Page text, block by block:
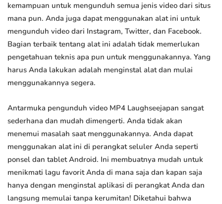
kemampuan untuk mengunduh semua jenis video dari situs
mana pun. Anda juga dapat menggunakan alat ini untuk
mengunduh video dari Instagram, Twitter, dan Facebook.
Bagian terbaik tentang alat ini adalah tidak memerlukan
pengetahuan teknis apa pun untuk menggunakannya. Yang
harus Anda lakukan adalah menginstal alat dan mulai
menggunakannya segera.
Antarmuka pengunduh video MP4 Laughseejapan sangat
sederhana dan mudah dimengerti. Anda tidak akan
menemui masalah saat menggunakannya. Anda dapat
menggunakan alat ini di perangkat seluler Anda seperti
ponsel dan tablet Android. Ini membuatnya mudah untuk
menikmati lagu favorit Anda di mana saja dan kapan saja
hanya dengan menginstal aplikasi di perangkat Anda dan
langsung memulai tanpa kerumitan! Diketahui bahwa